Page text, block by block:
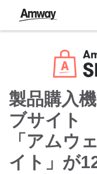
製品購入
ブサイト
「アムウ
イト」が